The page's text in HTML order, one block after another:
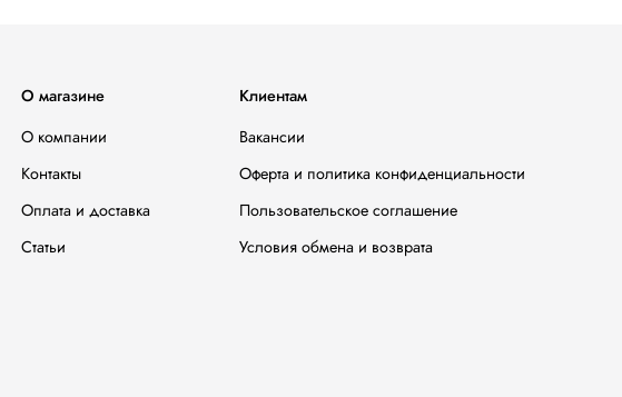
О магазине
О компании
Контакты
Оплата и доставка
Статьи
Клиентам
Вакансии
Оферта и политика конфиденциальности
Пользовательское соглашение
Условия обмена и возврата